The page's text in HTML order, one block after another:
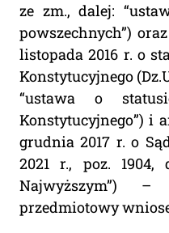
ze zm., dalej:
powszechnych”)
listopada 2016 r. o
Konstytucyjnego
“ustawa o
Konstytucyjnego”) i
grudnia 2017 r. o
2021 r., poz. 1904,
Najwyższym”) –
przedmiotowy